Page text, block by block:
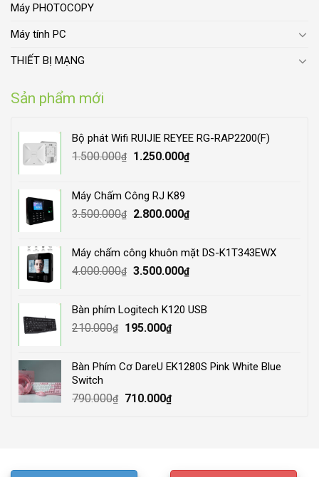
Máy PHOTOCOPY
Máy tính PC
THIẾT BỊ MẠNG
Sản phẩm mới
Bộ phát Wifi RUIJIE REYEE RG-RAP2200(F)
1.500.000₫
Original
1.500.000₫.
1.250.000₫Current
Máy Chấm Công RJ K89
3.500.000₫
Original
3.500.000₫.
2.800.000₫Current
2.800.000₫.
Máy chấm công khuôn mặt DS-K1T343EWX
4.000.000₫ Original
4.000.000₫.
3.500.000₫Current
3.500.000₫.
Bàn phím Logitech K120 USB
210.000₫
Original
210.000₫.
195.000₫Current
195.000₫.
Bàn Phím Cơ DareU EK1280S Pink White Blue
Switch
790.000₫
Original
710.000₫Current